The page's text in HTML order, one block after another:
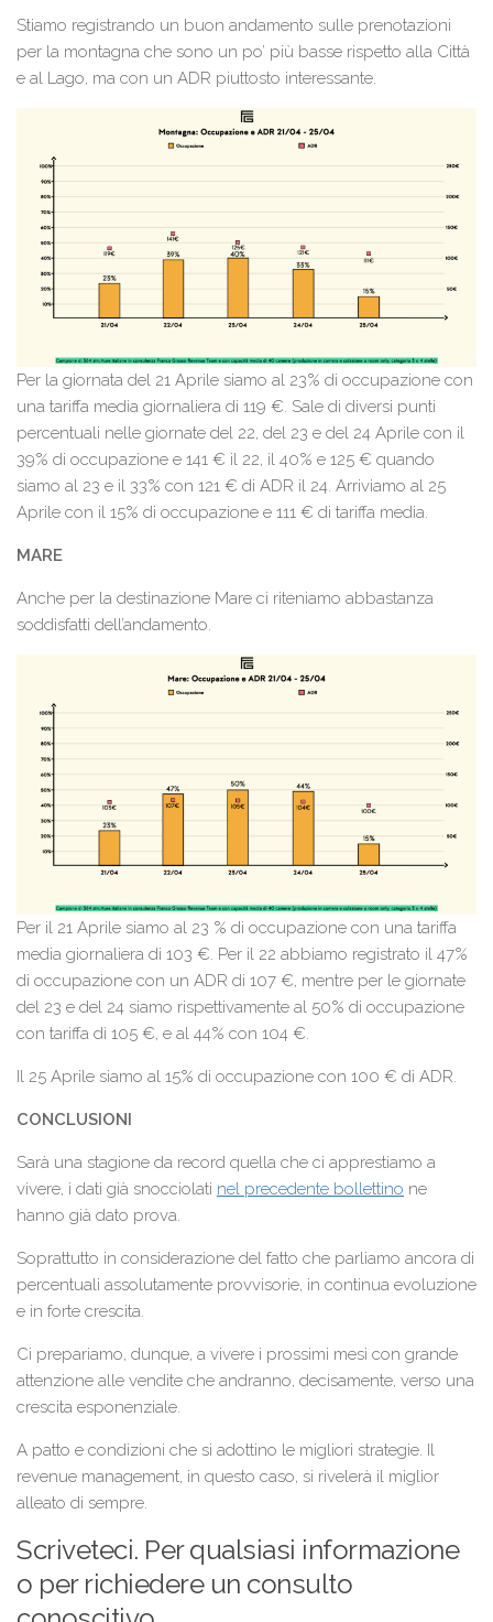
Stiamo registrando un buon andamento sulle prenotazioni
per la montagna che sono un po’ più basse rispetto alla Città
e al Lago, ma con un ADR piuttosto interessante.
Per la giornata del 21 Aprile siamo al 23% di occupazione con
una tariffa media giornaliera di 119 €. Sale di diversi punti
percentuali nelle giornate del 22, del 23 e del 24 Aprile con il
39% di occupazione e 141 € il 22, il 40% e 125 € quando
siamo al 23 e il 33% con 121 € di ADR il 24. Arriviamo al 25
Aprile con il 15% di occupazione e 111 € di tariffa media.
MARE
Anche per la destinazione Mare ci riteniamo abbastanza
soddisfatti dell’andamento.
Per il 21 Aprile siamo al 23 % di occupazione con una tariffa
media giornaliera di 103 €. Per il 22 abbiamo registrato il 47%
di occupazione con un ADR di 107 €, mentre per le giornate
del 23 e del 24 siamo rispettivamente al 50% di occupazione
con tariffa di 105 €, e al 44% con 104 €.
Il 25 Aprile siamo al 15% di occupazione con 100 € di ADR.
CONCLUSIONI
Sarà una stagione da record quella che ci apprestiamo a
vivere, i dati già snocciolati nel precedente bollettino ne
hanno già dato prova.
Soprattutto in considerazione del fatto che parliamo ancora di
percentuali assolutamente provvisorie, in continua evoluzione
e in forte crescita.
Ci prepariamo, dunque, a vivere i prossimi mesi con grande
attenzione alle vendite che andranno, decisamente, verso una
crescita esponenziale.
A patto e condizioni che si adottino le migliori strategie. Il
revenue management, in questo caso, si rivelerà il miglior
alleato di sempre.
Scriveteci. Per qualsiasi informazione
o per richiedere un consulto